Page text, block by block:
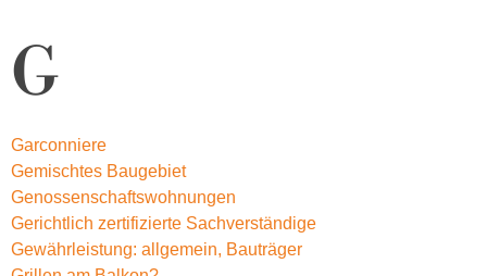
G
Garconniere
Gemischtes Baugebiet
Genossenschaftswohnungen
Gerichtlich zertifizierte Sachverständige
Gewährleistung: allgemein, Bauträger